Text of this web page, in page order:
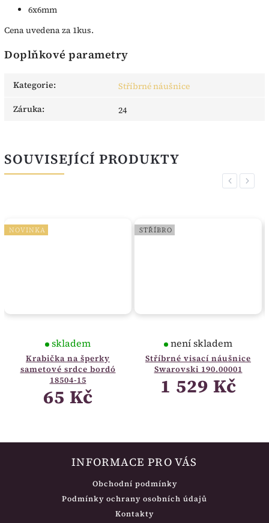
6x6mm
Cena uvedena za 1kus.
Doplňkové parametry
Kategorie:
Stříbrné náušnice
Záruka: 24
SOUVISEJÍCÍ PRODUKTY
Previous
NOVINKA
Krabička na šperky
sametové srdce bordó
18504-15
skladem
65 Kč
STŘÍBRO
Stříbrné visací náušnice
Swarovski 190.00001
není skladem
1 529 Kč
Next
INFORMACE PRO VÁS
Obchodní podmínky
Podmínky ochrany osobních údajů
Kontakty